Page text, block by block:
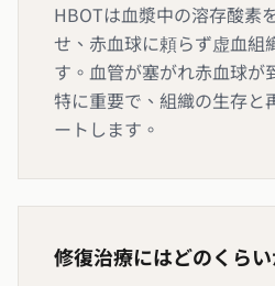
HBOTは血漿中の溶存酸素
せ、赤血球に頼らず虚血組
す。血管が塞がれ赤血球が
特に重要で、組織の生存と
ートします。
修復治療にはどのくら